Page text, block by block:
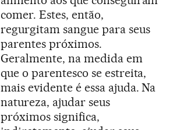
comer. Estes, então,
regurgitam sangue para seus
parentes próximos.
Geralmente, na medida em
que o parentesco se estreita,
mais evidente é essa ajuda. Na
natureza, ajudar seus
próximos significa,